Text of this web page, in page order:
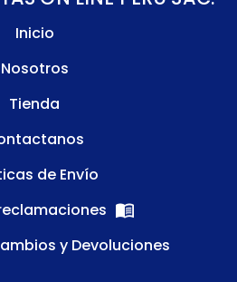
Inicio
Nosotros
Tienda
de Envío
y Devoluciones